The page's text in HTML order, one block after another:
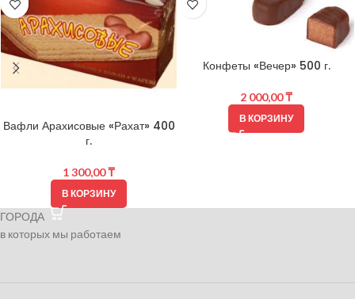
Вафли Арахисовые «Рахат» 400
г.
1 300,00₸
В КОРЗИНУ
Конфеты «Вечер» 500 г.
2 000,00₸
В КОРЗИНУ
ГОРОДА
в которых мы работаем